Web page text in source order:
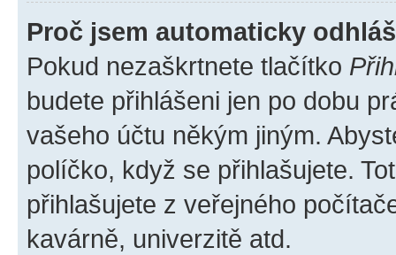
Proč jsem automaticky
Pokud nezaškrtnete tlačítko
budete přihlášeni jen po dobu
vašeho účtu někým jiným.
políčko, když se přihlašujete.
přihlašujete z veřejného
kavárně, univerzitě atd.